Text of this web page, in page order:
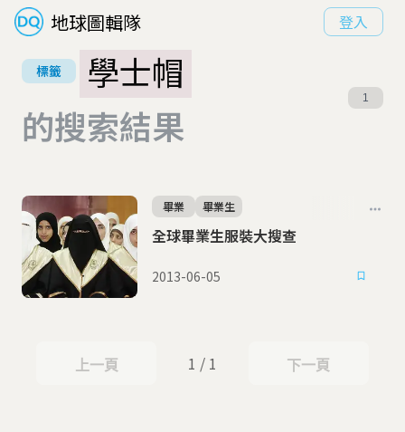
地球圖輯隊 登入
標籤
學士帽
的搜索結果
1
全球畢業生服裝大搜查
畢業 畢業生
2013-06-05
上一頁
上一頁 1 / 1 下一頁
下一頁